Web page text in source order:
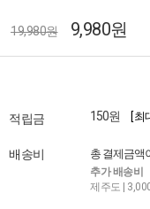
19,980원 9,980원
적립금 150원 [ 최
배송비 총 결제금액
추가 배송비
제주도 |